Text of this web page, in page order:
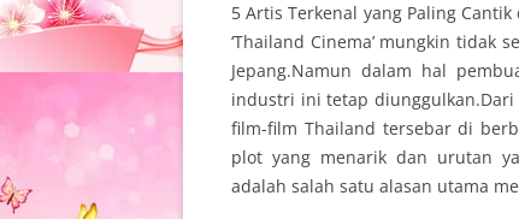
5 Artis Terkenal yang Paling
‘Thailand Cinema’ mungkin tidak
Jepang.Namun dalam hal
industri ini tetap diunggulkan.Dari
film-film Thailand tersebar di
plot yang menarik dan urutan
adalah salah satu alasan utama